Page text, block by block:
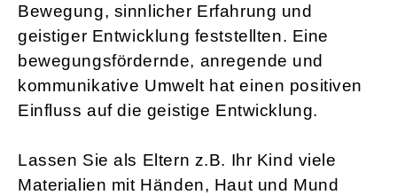
Bewegung, sinnlicher Erfahrung und
geistiger Entwicklung feststellten. Eine
bewegungsfördernde, anregende und
kommunikative Umwelt hat einen positiven
Einfluss auf die geistige Entwicklung.
Lassen Sie als Eltern z.B. Ihr Kind viele
Materialien mit Händen, Haut und Mund